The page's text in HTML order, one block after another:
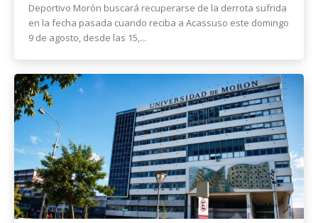
Deportivo Morón buscará recuperarse de la derrota sufrida
en la fecha pasada cuando reciba a Acassuso este domingo
9 de agosto, desde las 15,...